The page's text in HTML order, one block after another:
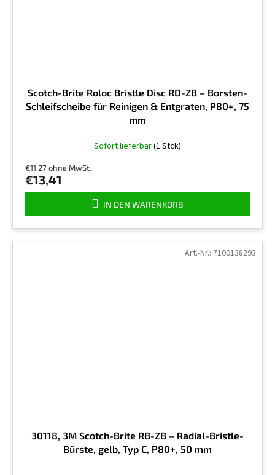
Scotch-Brite Roloc Bristle Disc RD-ZB – Borsten-
Schleifscheibe für Reinigen & Entgraten, P80+, 75
mm
Sofort lieferbar(1 Stck)
€11,27 ohne MwSt.
€13,41
IN DEN WARENKORB
30118, 3M Scotch-Brite RB-ZB – Radial-Bristle-
Bürste, gelb, Typ C, P80+, 50 mm
Art.-Nr.: 7100138293